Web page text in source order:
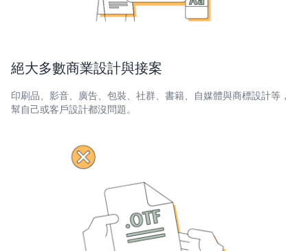
絕大多數商業設計與接案
印刷品、影音、廣告、包裝、社群、書籍、自媒體與商標設計等，
幫自己或客戶設計都沒問題。